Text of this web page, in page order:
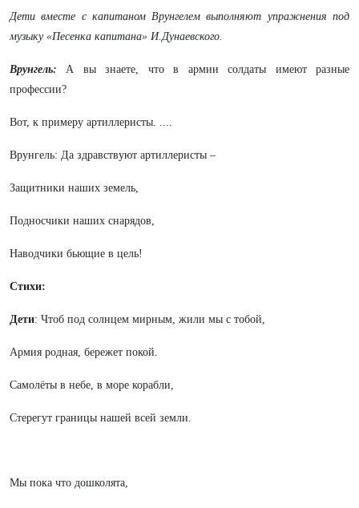
Дети вместе с капитаном Врунгелем выполняют упражнения под
музыку «Песенка капитана» И.Дунаевского.
Врунгель:А вы знаете, что в армии солдаты имеют разные
профессии?
Вот, к примеру артиллеристы. ....
Врунгель: Да здравствуют артиллеристы –
Защитники наших земель,
Подносчики наших снарядов,
Наводчики бьющие в цель!
Стихи:
Дети: Чтоб под солнцем мирным, жили мы с тобой,
Армия родная, бережет покой.
Самолёты в небе, в море корабли,
Стерегут границы нашей всей земли.
Мы пока что дошколята,